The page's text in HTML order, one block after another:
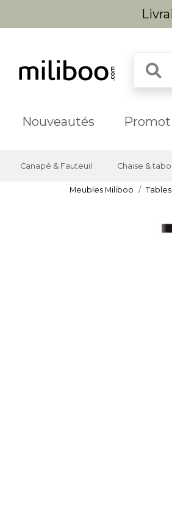
Nouveautés
Canapé & Fauteuil Chaise &
Meubles Miliboo Tables